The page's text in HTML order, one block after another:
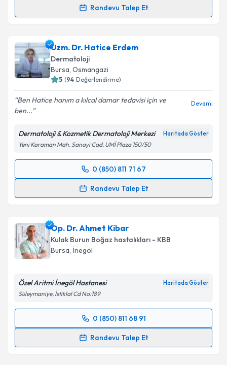
Randevu Talep Et
takvim hazırlandığında e-posta ile bilgilendireceğiz.
E-posta Adresiniz
kapsamda işlenmesini kabul ediyorum.
Takvim Talebini Gönder
Uzm. Dr. Hatice Erdem
Dermatoloji
Bursa, Osmangazi
5 (94 Değerlendirme)
Ben Hatice hanım a kılcal damar tedavisi için ve
ben...
Devamı
Dermatoloji & Kozmetik Dermatoloji Merkezi Haritada Göster
Yeni Karaman Mah. Sanayi Cad. UMİ Plaza 150/50
0 (850) 811 71 67
Randevu Talep Et
Randevu Takvimi Talebi
takvim hazırlandığında e-posta ile bilgilendireceğiz.
E-posta Adresiniz
Kişisel verilerimin işlenmesine ilişkin
Metni'ni okudum ve kişisel verilerimin belirtilen
kapsamda işlenmesini kabul ediyorum.
Takvim Talebini Gönder
Op. Dr. Ahmet Kibar
Kulak Burun Boğaz hastalıkları - KBB
Bursa, İnegöl
Özel Aritmi İnegöl Hastanesi Haritada Göster
Süleymaniye, İstiklal Cd No:189
0 (850) 811 68 91
Randevu Talep Et
Randevu Takvimi Talebi